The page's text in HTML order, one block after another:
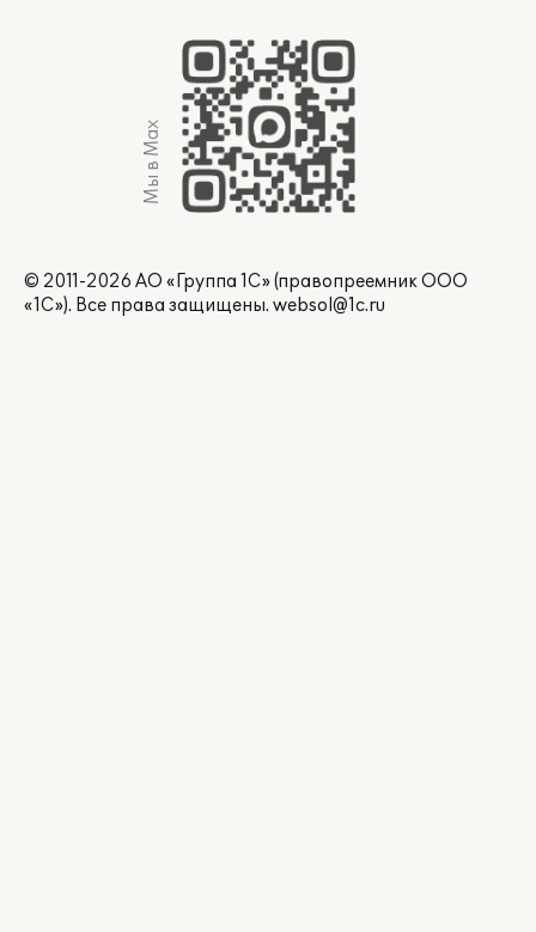
Мы в Max
© 2011-2026 АО «Группа 1С» (правопреемник ООО
«1С»). Все права защищены. websol@1c.ru